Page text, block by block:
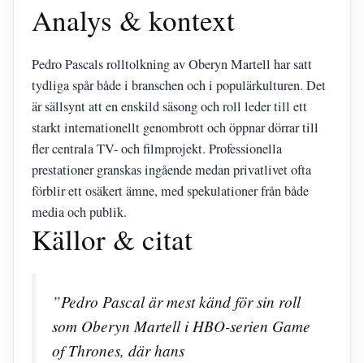
Analys & kontext
Pedro Pascals rolltolkning av Oberyn Martell har satt
tydliga spår både i branschen och i populärkulturen. Det
är sällsynt att en enskild säsong och roll leder till ett
starkt internationellt genombrott och öppnar dörrar till
fler centrala TV- och filmprojekt. Professionella
prestationer granskas ingående medan privatlivet ofta
förblir ett osäkert ämne, med spekulationer från både
media och publik.
Källor & citat
”Pedro Pascal är mest känd för sin roll
som Oberyn Martell i HBO-serien Game
of Thrones, där hans